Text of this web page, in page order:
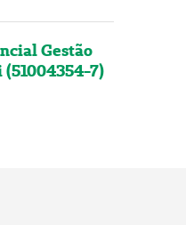
Gestão
(51004354-7)